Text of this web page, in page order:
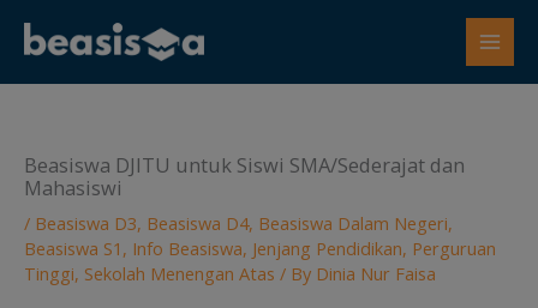
content
Beasiswa DJITU untuk Siswi SMA/Sederajat dan
Mahasiswi
/ Beasiswa D3, Beasiswa D4, Beasiswa Dalam Negeri,
Beasiswa S1 , Info Beasiswa, Jenjang Pendidikan, Perguruan
Tinggi, Sekolah Menengan Atas / By Dinia Nur Faisa